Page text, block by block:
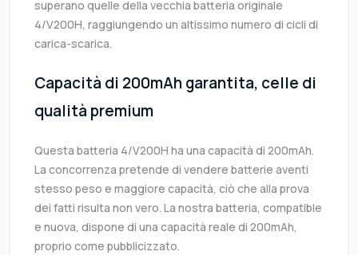
superano quelle della vecchia batteria originale
4/V200H, raggiungendo un altissimo numero di cicli di
carica-scarica.
Capacità di 200mAh garantita, celle di
qualità premium
Questa batteria 4/V200H ha una capacità di 200mAh.
La concorrenza pretende di vendere batterie aventi
stesso peso e maggiore capacità, ciò che alla prova
dei fatti risulta non vero. La nostra batteria, compatible
e nuova, dispone di una capacità reale di 200mAh,
proprio come pubblicizzato.